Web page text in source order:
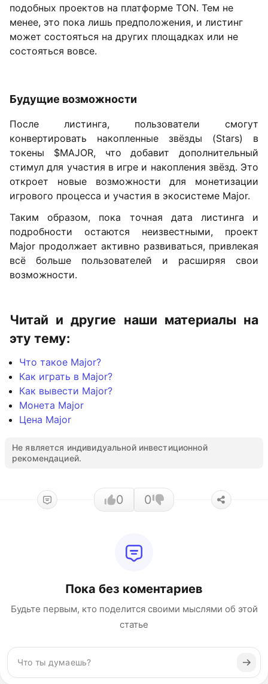
подобных проектов на платформе TON. Тем не
менее, это пока лишь предположения, и листинг
может состояться на других площадках или не
состояться вовсе.
Будущие возможности
После листинга, пользователи смогут
конвертировать накопленные звёзды (Stars) в
токены $MAJOR, что добавит дополнительный
стимул для участия в игре и накопления звёзд. Это
откроет новые возможности для монетизации
игрового процесса и участия в экосистеме Major.
Таким образом, пока точная дата листинга и
подробности остаются неизвестными, проект
Major продолжает активно развиваться, привлекая
всё больше пользователей и расширяя свои
возможности.
Читай и другие наши материалы на
эту тему:
Что такое Major?
Как играть в Major?
Как вывести Major?
Монета Major
Цена Major
Не является индивидуальной инвестиционной
рекомендацией.
0 0
Пока без коментариев
Будьте первым, кто поделится своими мыслями об этой
статье